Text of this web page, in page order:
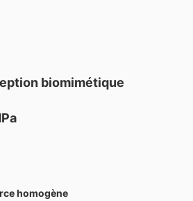
biomimétique
homogène